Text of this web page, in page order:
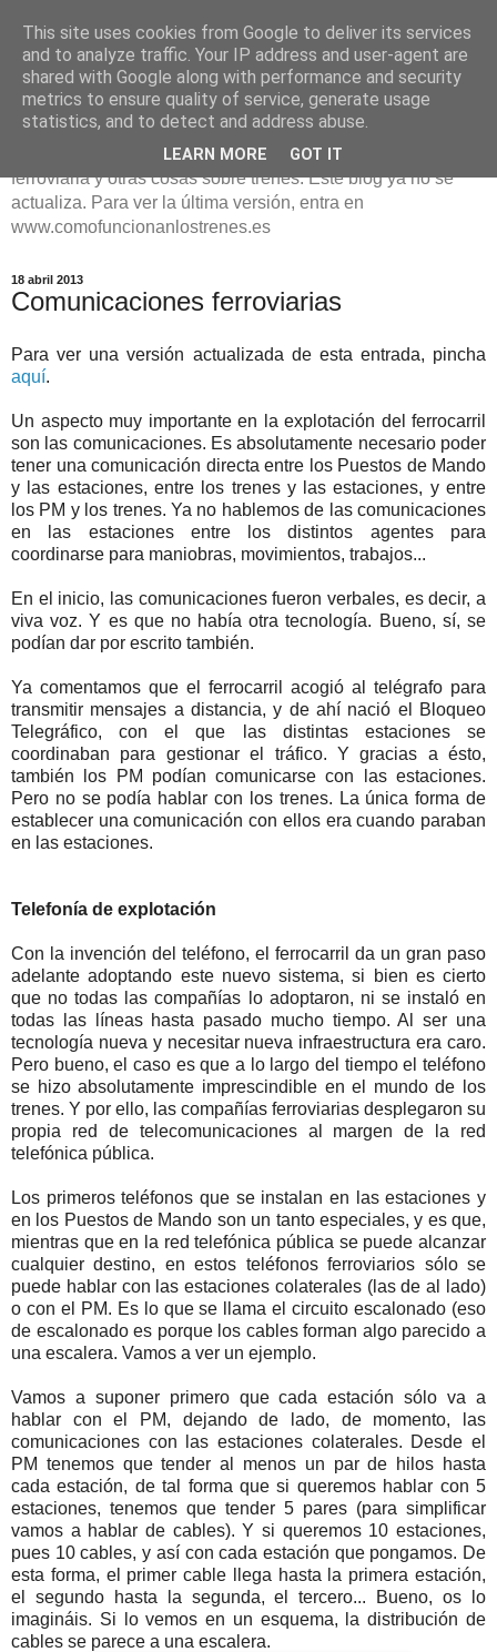
¿Cómo funcionan los
trenes?
En este blog se explica cómo se organiza la circulación
ferroviaria y otras cosas sobre trenes. Este blog ya no se
actualiza. Para ver la última versión, entra en
www.comofuncionanlostrenes.es
18 abril 2013
Comunicaciones ferroviarias
Para ver una versión actualizada de esta entrada, pincha
aquí.
Un aspecto muy importante en la explotación del ferrocarril
son las comunicaciones. Es absolutamente necesario poder
tener una comunicación directa entre los Puestos de Mando
y las estaciones, entre los trenes y las estaciones, y entre
los PM y los trenes. Ya no hablemos de las comunicaciones
en las estaciones entre los distintos agentes para
coordinarse para maniobras, movimientos, trabajos...
En el inicio, las comunicaciones fueron verbales, es decir, a
viva voz. Y es que no había otra tecnología. Bueno, sí, se
podían dar por escrito también.
Ya comentamos que el ferrocarril acogió al telégrafo para
transmitir mensajes a distancia, y de ahí nació el Bloqueo
Telegráfico, con el que las distintas estaciones se
coordinaban para gestionar el tráfico. Y gracias a ésto,
también los PM podían comunicarse con las estaciones.
Pero no se podía hablar con los trenes. La única forma de
establecer una comunicación con ellos era cuando paraban
en las estaciones.
Telefonía de explotación
Con la invención del teléfono, el ferrocarril da un gran paso
adelante adoptando este nuevo sistema, si bien es cierto
que no todas las compañías lo adoptaron, ni se instaló en
todas las líneas hasta pasado mucho tiempo. Al ser una
tecnología nueva y necesitar nueva infraestructura era caro.
Pero bueno, el caso es que a lo largo del tiempo el teléfono
se hizo absolutamente imprescindible en el mundo de los
trenes. Y por ello, las compañías ferroviarias desplegaron su
propia red de telecomunicaciones al margen de la red
telefónica pública.
Los primeros teléfonos que se instalan en las estaciones y
en los Puestos de Mando son un tanto especiales, y es que,
mientras que en la red telefónica pública se puede alcanzar
cualquier destino, en estos teléfonos ferroviarios sólo se
puede hablar con las estaciones colaterales (las de al lado)
o con el PM. Es lo que se llama el circuito escalonado (eso
de escalonado es porque los cables forman algo parecido a
una escalera. Vamos a ver un ejemplo.
Vamos a suponer primero que cada estación sólo va a
hablar con el PM, dejando de lado, de momento, las
comunicaciones con las estaciones colaterales. Desde el
PM tenemos que tender al menos un par de hilos hasta
cada estación, de tal forma que si queremos hablar con 5
estaciones, tenemos que tender 5 pares (para simplificar
vamos a hablar de cables). Y si queremos 10 estaciones,
pues 10 cables, y así con cada estación que pongamos. De
esta forma, el primer cable llega hasta la primera estación,
el segundo hasta la segunda, el tercero... Bueno, os lo
imagináis. Si lo vemos en un esquema, la distribución de
cables se parece a una escalera.
This site uses cookies from Google to deliver its services
and to analyze traffic. Your IP address and user-agent are
shared with Google along with performance and security
metrics to ensure quality of service, generate usage
statistics, and to detect and address abuse.
LEARN MORE GOT IT